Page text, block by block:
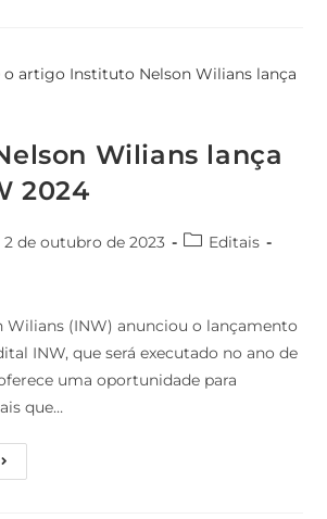
Wilians lança
2024
2 de outubro de 2023
Editais
Wilians (INW) anunciou o lançamento
INW, que será executado no ano de
uma oportunidade para
que…